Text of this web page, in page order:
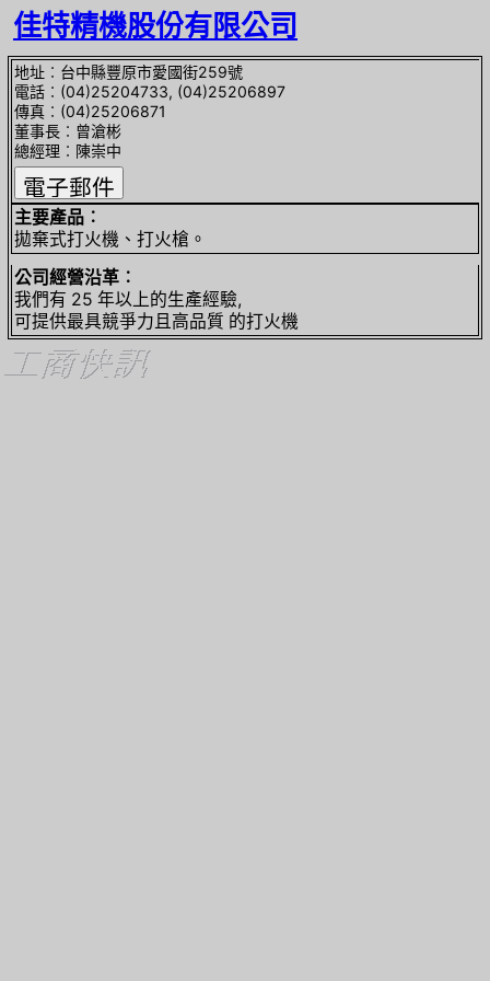
佳特精機股份有限公司
地址︰台中縣豐原市愛國街259號
電話︰(04)25204733, (04)25206897
傳真︰(04)25206871
董事長︰曾滄彬
總經理︰陳崇中
主要產品︰
拋棄式打火機、打火槍。
公司經營沿革︰
我們有 25 年以上的生產經驗,
可提供最具競爭力且高品質 的打火機